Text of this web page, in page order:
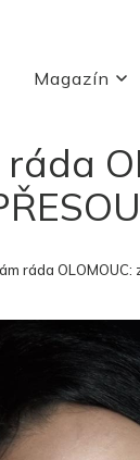
Magazín
ráda OLOMOUC: